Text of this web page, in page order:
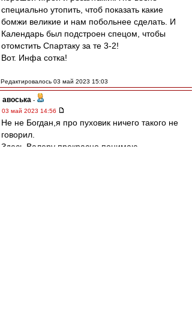
специально утопить, чтоб показать какие
бомжи великие и нам побольнее сделать. И
Календарь был подстроен спецом, чтобы
отомстить Спартаку за те 3-2!
Вот. Инфа сотка!
Редактировалось 03 май 2023 15:03
авоська -
03 май 2023 14:56
Не не Богдан,я про пуховик ничего такого не
говорил.
Здесь Валеру прекрасно понимаю.